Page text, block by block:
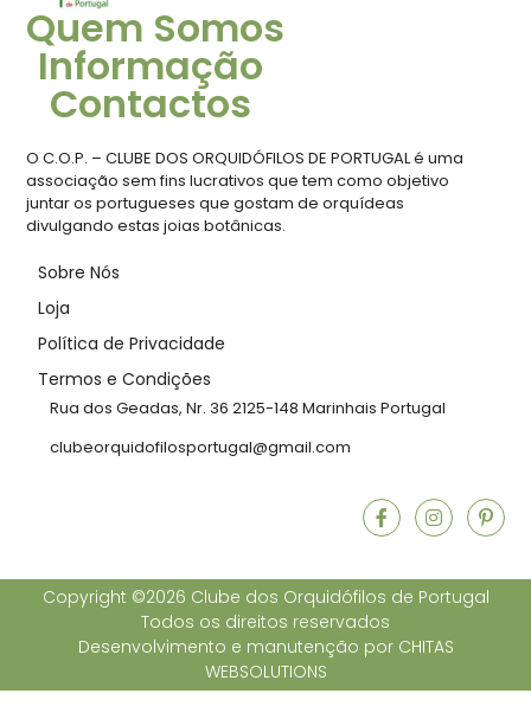
Quem Somos
Informação
Contactos
O C.O.P. – CLUBE DOS ORQUIDÓFILOS DE PORTUGAL é uma
associação sem fins lucrativos que tem como objetivo
juntar os portugueses que gostam de orquídeas
divulgando estas joias botânicas.
Sobre Nós
Loja
Política de Privacidade
Termos e Condições
Rua dos Geadas, Nr. 36 2125-148 Marinhais Portugal
clubeorquidofilosportugal@gmail.com
Copyright ©2026 Clube dos Orquidófilos de Portugal
Todos os direitos reservados
Desenvolvimento e manutenção por CHITAS
WEBSOLUTIONS